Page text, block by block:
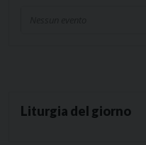
Liturgia del giorno